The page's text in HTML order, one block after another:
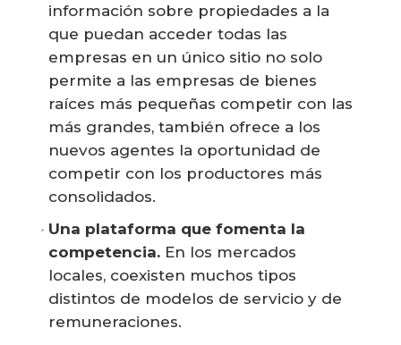
información sobre propiedades a la
que puedan acceder todas las
empresas en un único sitio no solo
permite a las empresas de bienes
raíces más pequeñas competir con las
más grandes, también ofrece a los
nuevos agentes la oportunidad de
competir con los productores más
consolidados.
Una plataforma que fomenta la
competencia. En los mercados
locales, coexisten muchos tipos
distintos de modelos de servicio y de
remuneraciones.